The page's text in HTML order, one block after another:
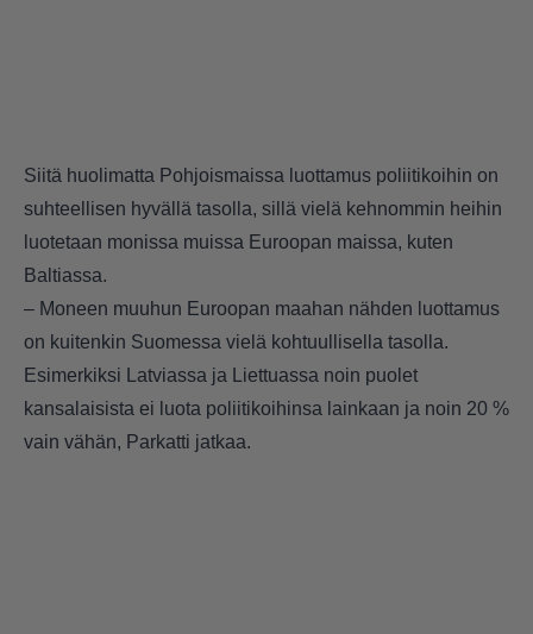
Siitä huolimatta Pohjoismaissa luottamus poliitikoihin on
suhteellisen hyvällä tasolla, sillä vielä kehnommin heihin
luotetaan monissa muissa Euroopan maissa, kuten
Baltiassa.
– Moneen muuhun Euroopan maahan nähden luottamus
on kuitenkin Suomessa vielä kohtuullisella tasolla.
Esimerkiksi Latviassa ja Liettuassa noin puolet
kansalaisista ei luota poliitikoihinsa lainkaan ja noin 20 %
vain vähän, Parkatti jatkaa.